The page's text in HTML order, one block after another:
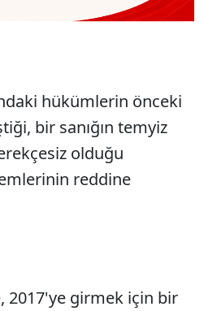
hükümlerin önceki
bir sanığın temyiz
olduğu
reddine
2017'ye girmek için bir